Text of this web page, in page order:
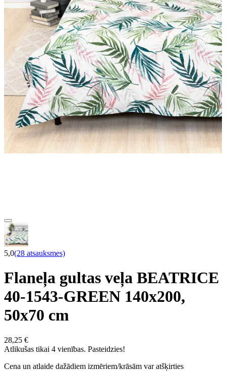
5,0(28 atsauksmes)
Flaneļa gultas veļa BEATRICE
40-1543-GREEN 140x200,
50x70 cm
28,25 €
Atlikušas tikai 4 vienības. Pasteidzies!
Cena un atlaide dažādiem izmēriem/krāsām var atšķirties